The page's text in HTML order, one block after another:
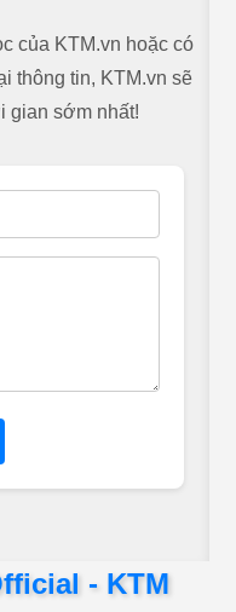
của KTM.vn hoặc có
thông tin, KTM.vn sẽ
gian sớm nhất!
- KTM